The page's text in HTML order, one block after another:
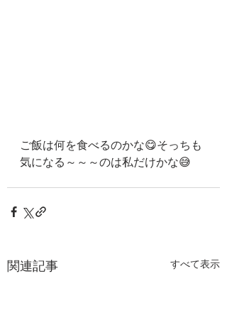
ご飯は何を食べるのかな😋そっちも
気になる～～～のは私だけかな😅
関連記事 すべて表示